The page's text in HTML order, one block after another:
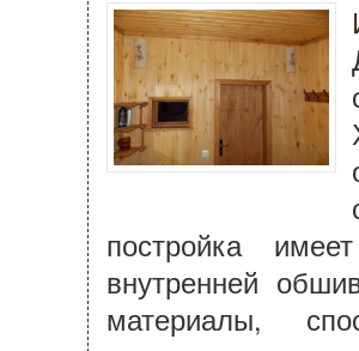
постройка
внутренней
материалы,